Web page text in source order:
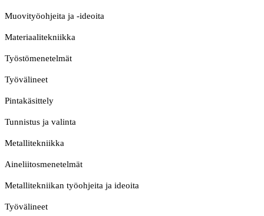
Muovityöohjeita ja -ideoita
Materiaalitekniikka
Työstömenetelmät
Työvälineet
Pintakäsittely
Tunnistus ja valinta
Metallitekniikka
Aineliitosmenetelmät
Metallitekniikan työohjeita ja ideoita
Työvälineet